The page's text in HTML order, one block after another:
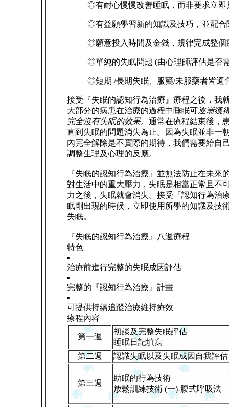
◎有耐心慢慢改善睡眠，而非要求立即
◎有益願學習新的知識及技巧，並配合
◎願意投入時間及金錢，規律完成整個
◎單純的失眠問題 (由心理師評估是否
◎短期 /長期失眠、服藥/未服藥者皆適
接受『失眠的認知行為治療』療程之後，我
大部分的病患在治療的過程中睡眠可逐漸獲
完全沒有失眠的效果。通常在療程結束後，
直到失眠的問題消失為止。因為失眠並非一
內完全解除是不實際的期待，我們需要給自
調整生理及心理的反應。
『失眠的認知行為治療』並無法防止在未
對生活中的重大壓力，失眠是相當正常且不
力之後，失眠就會消失。接受『認知行為治
眠剛出現的時候，立即使用所學的知識及技
失眠。
『失眠的認知行為治療』八週療程
特色
治療前進行完整的失眠成因評估
完整的『認知行為治療』計畫
可提供持續追蹤治療維持療效
療程內容
第一週
初談及完整失眠評估
睡眠日記填寫
第二週
認識失眠以及失眠成因自我評估
第三週
助眠的行為技術
放鬆訓練技術 (一)-腹式呼吸法